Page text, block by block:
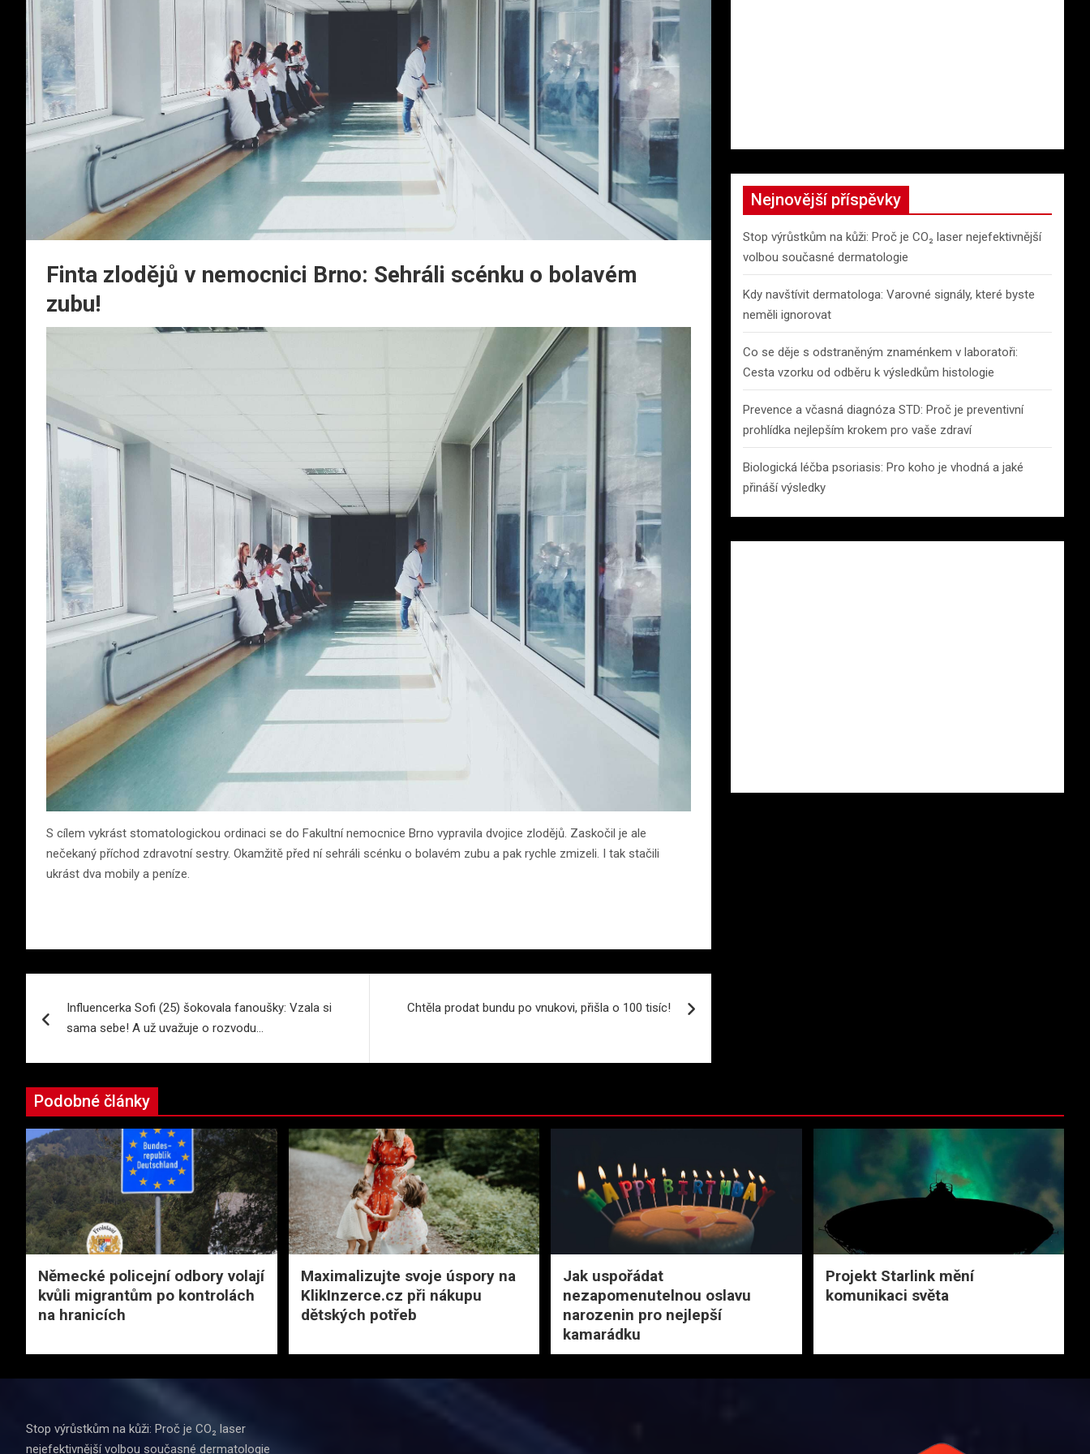
Finta zlodějů v nemocnici Brno: Sehráli scénku o bolavém
zubu!
S cílem vykrást stomatologickou ordinaci se do Fakultní nemocnice Brno vypravila dvojice zlodějů. Zaskočil je ale
nečekaný příchod zdravotní sestry. Okamžitě před ní sehráli scénku o bolavém zubu a pak rychle zmizeli. I tak stačili
ukrást dva mobily a peníze.
pro
příspěvek
Influencerka Sofi (25) šokovala fanoušky: Vzala si
sama sebe! A už uvažuje o rozvodu…
Chtěla prodat bundu po vnukovi, přišla o 100 tisíc!
Nejnovější příspěvky
Stop výrůstkům na kůži: Proč je CO₂ laser nejefektivnější
volbou současné dermatologie
Kdy navštívit dermatologa: Varovné signály, které byste
neměli ignorovat
Co se děje s odstraněným znaménkem v laboratoři:
Cesta vzorku od odběru k výsledkům histologie
Prevence a včasná diagnóza STD: Proč je preventivní
prohlídka nejlepším krokem pro vaše zdraví
Biologická léčba psoriasis: Pro koho je vhodná a jaké
přináší výsledky
Podobné články
Německé policejní odbory volají
kvůli migrantům po kontrolách
na hranicích
Maximalizujte svoje úspory na
KlikInzerce.cz při nákupu
dětských potřeb
Jak uspořádat
nezapomenutelnou oslavu
narozenin pro nejlepší
kamarádku
Projekt Starlink mění
komunikaci světa
Stop výrůstkům na kůži: Proč je CO₂ laser
nejefektivnější volbou současné dermatologie